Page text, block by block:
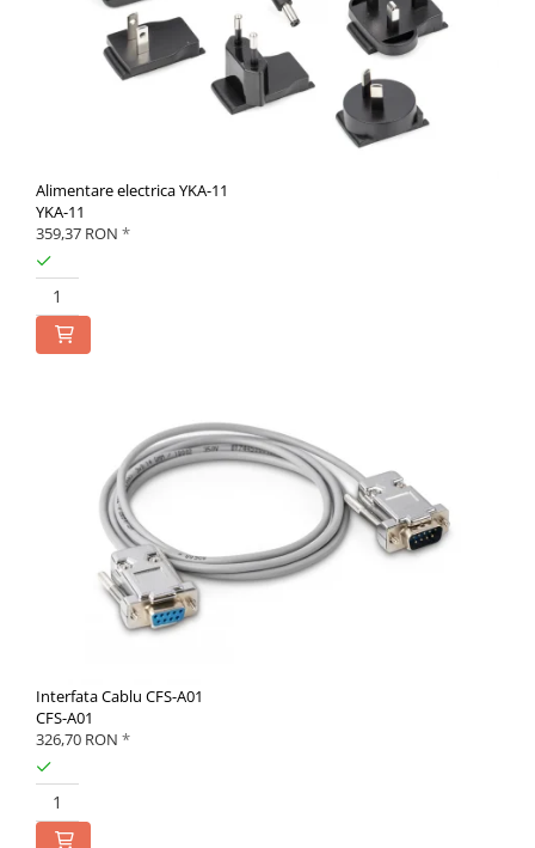
Alimentare electrica YKA-11
YKA-11
359,37 RON *
Interfata Cablu CFS-A01
CFS-A01
326,70 RON *